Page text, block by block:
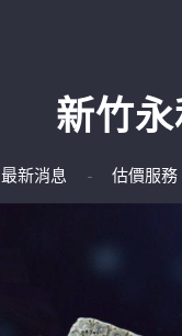
新竹
最新消息 估價服務